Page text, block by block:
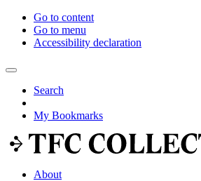
Go to content
Go to menu
Accessibility declaration
Search
My Bookmarks
About